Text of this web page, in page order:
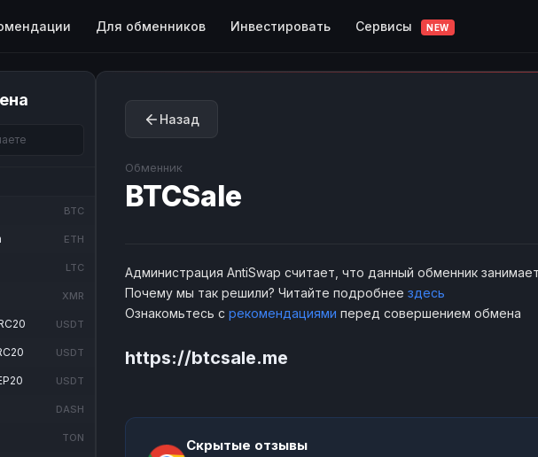
Для обменников Инвестировать Сервисы NEW
BTC
ETH
LTC
XMR
USDT
USDT
USDT
DASH
TON
Назад
Обменник
BTCSale
Администрация AntiSwap считает, что данный обменник
Почему мы так решили? Читайте подробнее здесь
Ознакомьтесь с рекомендациями перед совершением обмена
https://btcsale.me
Скрытые отзывы